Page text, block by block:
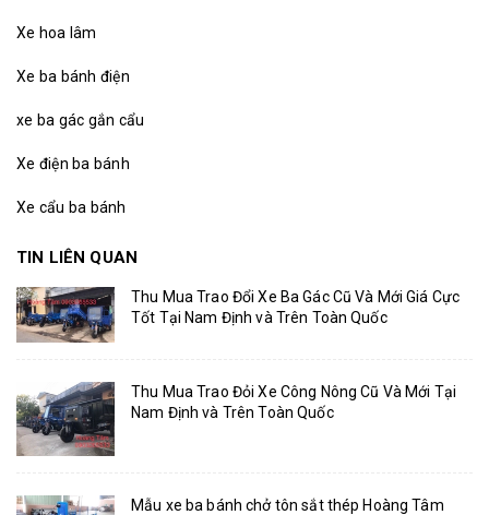
Xe hoa lâm
Xe ba bánh điện
xe ba gác gắn cẩu
Xe điện ba bánh
Xe cẩu ba bánh
TIN LIÊN QUAN
Thu Mua Trao Đổi Xe Ba Gác Cũ Và Mới Giá Cực
Tốt Tại Nam Định và Trên Toàn Quốc
Thu Mua Trao Đỏi Xe Công Nông Cũ Và Mới Tại
Nam Định và Trên Toàn Quốc
Mẫu xe ba bánh chở tôn sắt thép Hoàng Tâm